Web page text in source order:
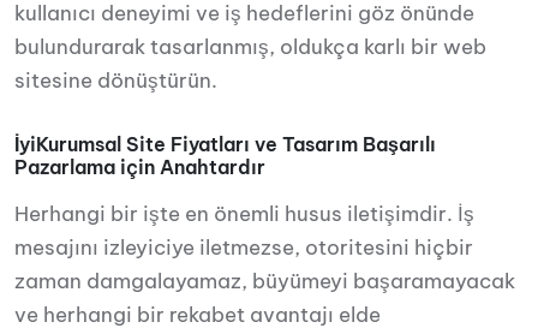
kullanıcı deneyimi ve iş hedeflerini göz önünde
bulundurarak tasarlanmış, oldukça karlı bir web
sitesine dönüştürün.
İyiKurumsal Site Fiyatları ve Tasarım Başarılı
Pazarlama için Anahtardır
Herhangi bir işte en önemli husus iletişimdir. İş
mesajını izleyiciye iletmezse, otoritesini hiçbir
zaman damgalayamaz, büyümeyi başaramayacak
ve herhangi bir rekabet avantajı elde